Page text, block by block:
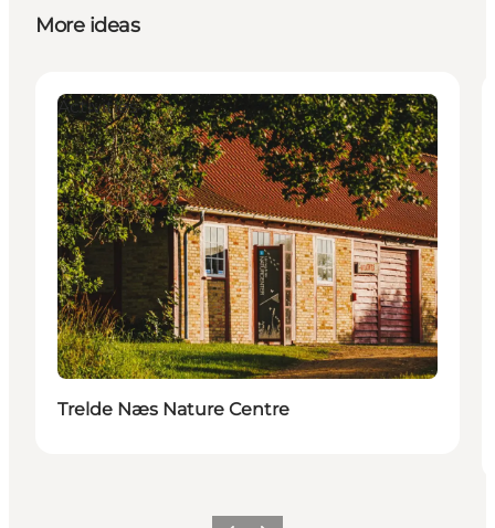
More ideas
Activities
Trelde Næs Nature Centre